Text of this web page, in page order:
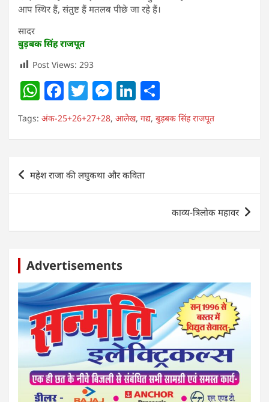
आप स्थिर हैं, संतुष्ट हैं मतलब पीछे जा रहे हैं।
सादर
बुड़बक सिंह राजपूत
Post Views: 293
W
h
at
s
A
p
F
a
c
e
b
o
k
T
w
itt
er
M
e
ss
e
n
g
Li
n
k
e
dI
n
h
ar
e
Tags: अंक-25+26+27+28, आलेख, गद्य, बुड़बक सिंह राजपूत
Post
navigation
महेश राजा की लघुकथा और कविता
काव्य-त्रिलोक महावर
Advertisements